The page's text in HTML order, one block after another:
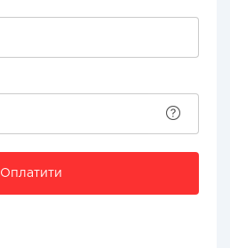
Оплатити